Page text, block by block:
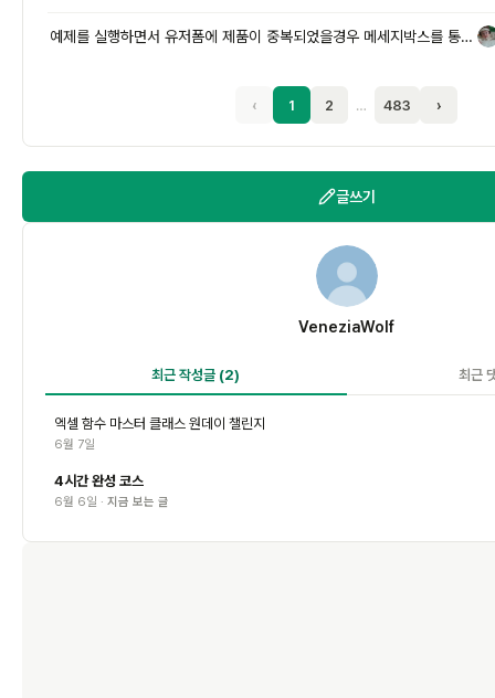
예제를 실행하면서 유저폼에 제품이 중복되었을경우 메세지박스를 통해 이미 태
‹ 1 2 … 483 ›
글쓰기
V
VeneziaWolf
최근 작성글 (2) 최근
엑셀 함수 마스터 클래스 원데이 챌린지
6월 7일
4시간 완성 코스
6월 6일 · 지금 보는 글